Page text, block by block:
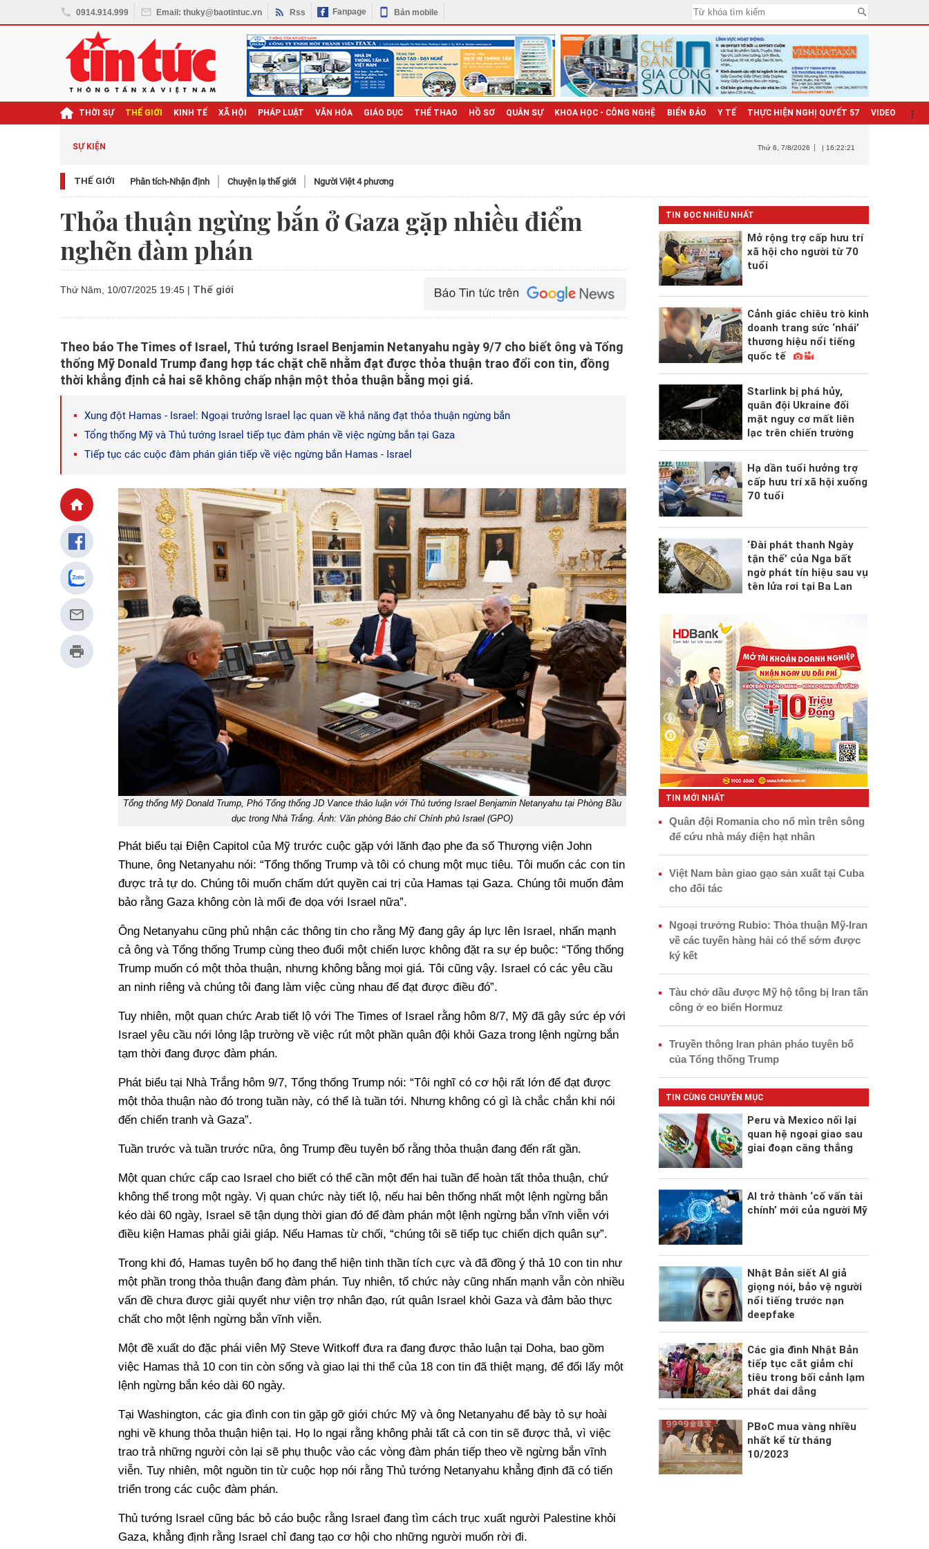
0914.914.999 Email: thuky@baotintuc.vn Rss Fanpage Bản mobile
THỜI SỰ THẾ GIỚI KINH TẾ XÃ HỘI PHÁP LUẬT VĂN HÓA GIÁO DỤC THỂ THAO HỒ SƠ QUÂN SỰ KHOA HỌC - CÔNG NGHỆ BIỂN ĐẢO Y TẾ THỰC HIỆN NGHỊ QUYẾT 57 VIDEO
SỰ KIỆN Thứ 6 , 7/8/2026 | 16:22:22
THẾ GIỚI Phân tích-Nhận định Chuyện lạ thế giới Người Việt 4 phương
Thỏa thuận ngừng bắn ở Gaza gặp nhiều điểm
nghẽn đàm phán
Thứ Năm, 10/07/2025 19:45 | Thế giới
Theo báo The Times of Israel, Thủ tướng Israel Benjamin Netanyahu ngày 9/7 cho biết ông và Tổng
thống Mỹ Donald Trump đang hợp tác chặt chẽ nhằm đạt được thỏa thuận trao đổi con tin, đồng
thời khẳng định cả hai sẽ không chấp nhận một thỏa thuận bằng mọi giá.
Xung đột Hamas - Israel: Ngoại trưởng Israel lạc quan về khả năng đạt thỏa thuận ngừng bắn
Tổng thống Mỹ và Thủ tướng Israel tiếp tục đàm phán về việc ngừng bắn tại Gaza
Tiếp tục các cuộc đàm phán gián tiếp về việc ngừng bắn Hamas - Israel
Tổng thống Mỹ Donald Trump, Phó Tổng thống JD Vance thảo luận với Thủ tướng Israel Benjamin Netanyahu tại Phòng Bầu
dục trong Nhà Trắng. Ảnh: Văn phòng Báo chí Chính phủ Israel (GPO)
Phát biểu tại Điện Capitol của Mỹ trước cuộc gặp với lãnh đạo phe đa số Thượng viện John
Thune, ông Netanyahu nói: “Tổng thống Trump và tôi có chung một mục tiêu. Tôi muốn các con tin
được trả tự do. Chúng tôi muốn chấm dứt quyền cai trị của Hamas tại Gaza. Chúng tôi muốn đảm
bảo rằng Gaza không còn là mối đe dọa với Israel nữa”.
Ông Netanyahu cũng phủ nhận các thông tin cho rằng Mỹ đang gây áp lực lên Israel, nhấn mạnh
cả ông và Tổng thống Trump cùng theo đuổi một chiến lược không đặt ra sự ép buộc: “Tổng thống
Trump muốn có một thỏa thuận, nhưng không bằng mọi giá. Tôi cũng vậy. Israel có các yêu cầu
an ninh riêng và chúng tôi đang làm việc cùng nhau để đạt được điều đó”.
Tuy nhiên, một quan chức Arab tiết lộ với The Times of Israel rằng hôm 8/7, Mỹ đã gây sức ép với
Israel yêu cầu nới lỏng lập trường về việc rút một phần quân đội khỏi Gaza trong lệnh ngừng bắn
tạm thời đang được đàm phán.
Phát biểu tại Nhà Trắng hôm 9/7, Tổng thống Trump nói: “Tôi nghĩ có cơ hội rất lớn để đạt được
một thỏa thuận nào đó trong tuần này, có thể là tuần tới. Nhưng không có gì là chắc chắn khi nói
đến chiến tranh và Gaza”.
Tuần trước và tuần trước nữa, ông Trump đều tuyên bố rằng thỏa thuận đang đến rất gần.
Một quan chức cấp cao Israel cho biết có thể cần một đến hai tuần để hoàn tất thỏa thuận, chứ
không thể trong một ngày. Vị quan chức này tiết lộ, nếu hai bên thống nhất một lệnh ngừng bắn
kéo dài 60 ngày, Israel sẽ tận dụng thời gian đó để đàm phán một lệnh ngừng bắn vĩnh viễn với
điều kiện Hamas phải giải giáp. Nếu Hamas từ chối, “chúng tôi sẽ tiếp tục chiến dịch quân sự”.
Trong khi đó, Hamas tuyên bố họ đang thể hiện tinh thần tích cực và đã đồng ý thả 10 con tin như
một phần trong thỏa thuận đang đàm phán. Tuy nhiên, tổ chức này cũng nhấn mạnh vẫn còn nhiều
vấn đề chưa được giải quyết như viện trợ nhân đạo, rút quân Israel khỏi Gaza và đảm bảo thực
chất cho một lệnh ngừng bắn vĩnh viễn.
Một đề xuất do đặc phái viên Mỹ Steve Witkoff đưa ra đang được thảo luận tại Doha, bao gồm
việc Hamas thả 10 con tin còn sống và giao lại thi thể của 18 con tin đã thiệt mạng, để đổi lấy một
lệnh ngừng bắn kéo dài 60 ngày.
Tại Washington, các gia đình con tin gặp gỡ giới chức Mỹ và ông Netanyahu để bày tỏ sự hoài
nghi về khung thỏa thuận hiện tại. Họ lo ngại rằng không phải tất cả con tin sẽ được thả, vì việc
trao trả những người còn lại sẽ phụ thuộc vào các vòng đàm phán tiếp theo về ngừng bắn vĩnh
viễn. Tuy nhiên, một nguồn tin từ cuộc họp nói rằng Thủ tướng Netanyahu khẳng định đã có tiến
triển trong các cuộc đàm phán.
Thủ tướng Israel cũng bác bỏ cáo buộc rằng Israel đang tìm cách trục xuất người Palestine khỏi
Gaza, khẳng định rằng Israel chỉ đang tạo cơ hội cho những người muốn rời đi.
TIN ĐỌC NHIỀU NHẤT
Mở rộng trợ cấp hưu trí
xã hội cho người từ 70
tuổi
Cảnh giác chiêu trò kinh
doanh trang sức ‘nhái’
thương hiệu nổi tiếng
quốc tế
Starlink bị phá hủy,
quân đội Ukraine đối
mặt nguy cơ mất liên
lạc trên chiến trường
Hạ dần tuổi hưởng trợ
cấp hưu trí xã hội xuống
70 tuổi
‘Đài phát thanh Ngày
tận thế’ của Nga bất
ngờ phát tín hiệu sau vụ
tên lửa rơi tại Ba Lan
TIN MỚI NHẤT
Quân đội Romania cho nổ mìn trên sông
để cứu nhà máy điện hạt nhân
Việt Nam bàn giao gạo sản xuất tại Cuba
cho đối tác
Ngoại trưởng Rubio: Thỏa thuận Mỹ-Iran
về các tuyến hàng hải có thể sớm được
ký kết
Tàu chở dầu được Mỹ hộ tống bị Iran tấn
công ở eo biển Hormuz
Truyền thông Iran phản pháo tuyên bố
của Tổng thống Trump
TIN CÙNG CHUYÊN MỤC
Peru và Mexico nối lại
quan hệ ngoại giao sau
giai đoạn căng thẳng
AI trở thành ‘cố vấn tài
chính’ mới của người Mỹ
Nhật Bản siết AI giả
giọng nói, bảo vệ người
nổi tiếng trước nạn
deepfake
Các gia đình Nhật Bản
tiếp tục cắt giảm chi
tiêu trong bối cảnh lạm
phát dai dẳng
PBoC mua vàng nhiều
nhất kể từ tháng
10/2023